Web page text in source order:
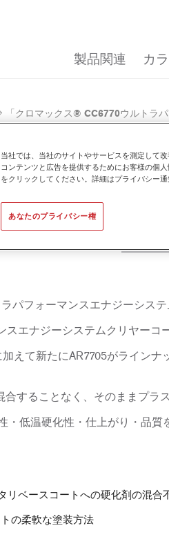
製品関連 カ
「クロマックス® CC6770ウルトラ
ウルトラパ
パフォーマンスエナジーシステ
エナジーシステムクリヤーコ
加えて新たにAR7705がライン
することなく、そのままプラ
低温硬化性・仕上がり・品
リベースコートへの硬化剤の混合
の柔軟な塗装方法
当社では、当社のサイトやサービスを測定して
コンテンツと広告を提供するためにお客様の個
をクリックしてください。詳細はプライバシー通
あなたのプライバシー権